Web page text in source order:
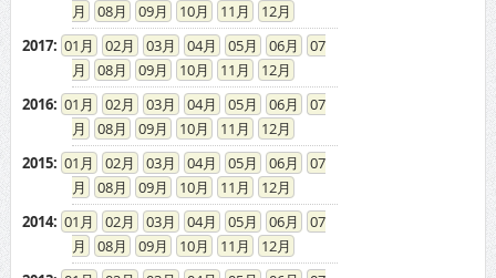
08
09 10 11
12
2017: 01 02 03 04 05 06
07
08
09 10 11
12
2016: 01 02 03 04 05 06
07
08
09 10 11
12
2015: 01 02 03 04 05 06
07
08
09 10 11
12
2014: 01 02 03 04 05 06
07
08
09 10 11
12